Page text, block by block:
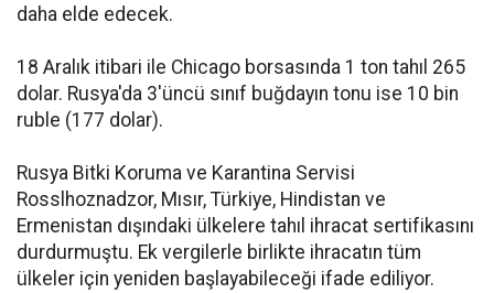
daha elde edecek.
18 Aralık itibari ile Chicago borsasında 1 ton tahıl 265
dolar. Rusya'da 3'üncü sınıf buğdayın tonu ise 10 bin
ruble (177 dolar).
Rusya Bitki Koruma ve Karantina Servisi
Rosslhoznadzor, Mısır, Türkiye, Hindistan ve
Ermenistan dışındaki ülkelere tahıl ihracat sertifikasını
durdurmuştu. Ek vergilerle birlikte ihracatın tüm
ülkeler için yeniden başlayabileceği ifade ediliyor.